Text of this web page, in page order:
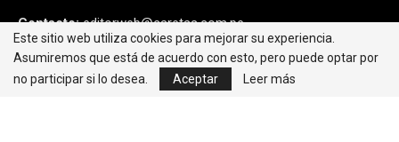
Contacto:editorweb@caretas.com.pe
Síguenos:
Este sitio web utiliza cookies para mejorar su experiencia.
Asumiremos que está de acuerdo con esto, pero puede optar por
no participar si lo desea.
Aceptar Leer más